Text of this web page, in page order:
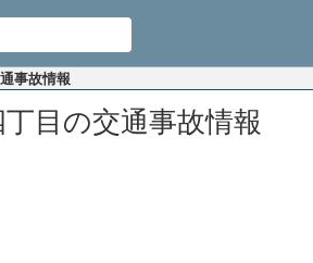
事故情報
目の交通事故情報